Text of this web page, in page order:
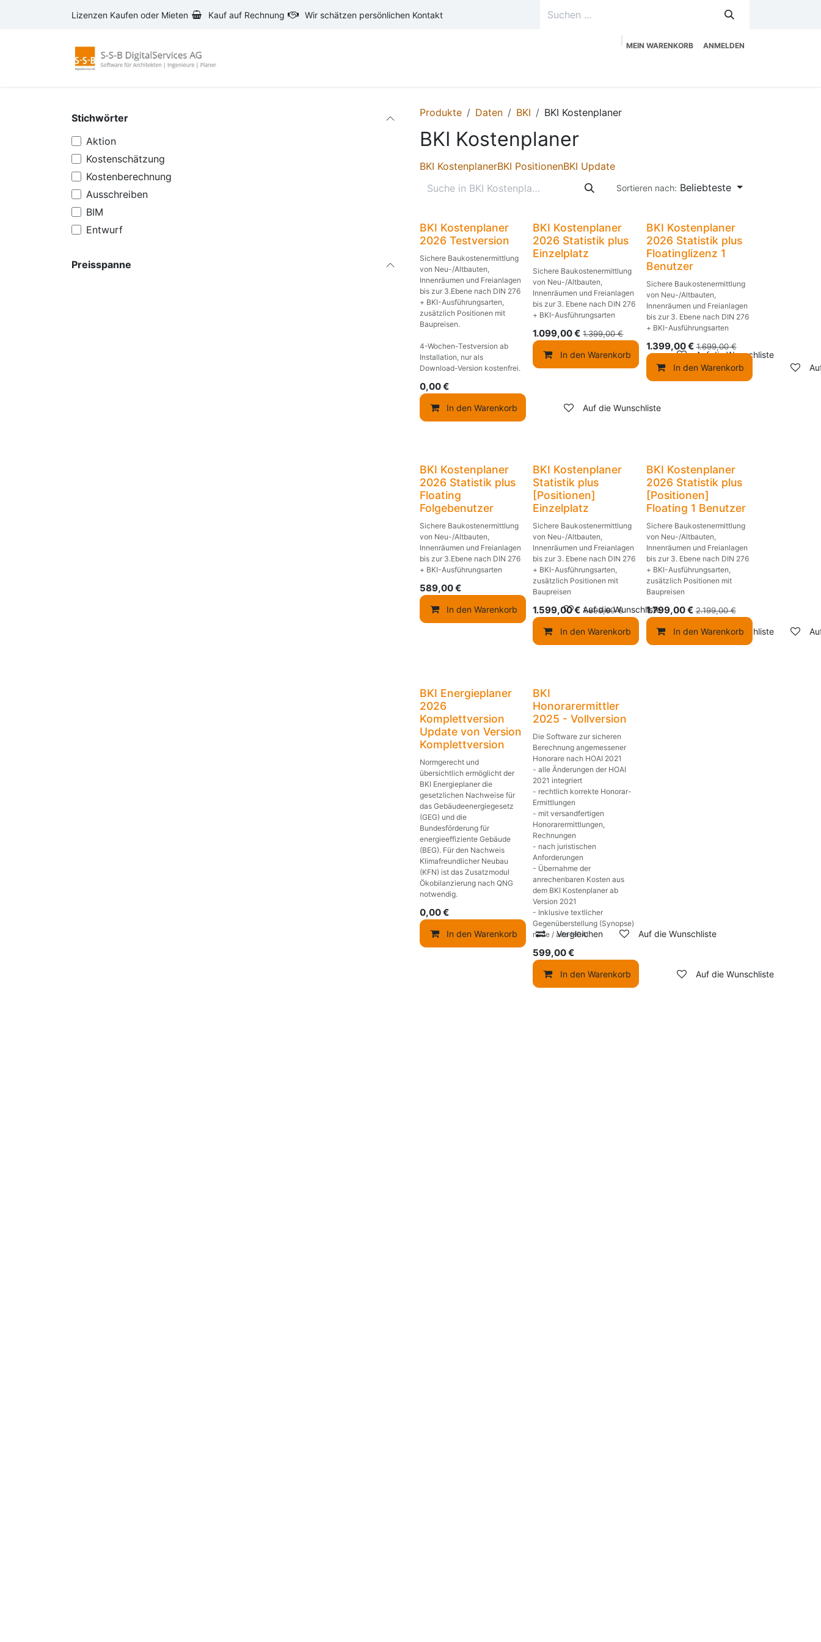
Lizenzen Kaufen oder Mieten Kauf auf Rechnung Wir schätzen persönlichen Kontakt
MEIN WARENKORB ANMELDEN
Stichwörter
Aktion
Kostenschätzung
Kostenberechnung
Ausschreiben
BIM
Entwurf
Preisspanne
Produkte Daten BKI BKI Kostenplaner
BKI Kostenplaner
BKI KostenplanerBKI PositionenBKI Update
Sortieren nach: Beliebteste
Neu!
BKI Kostenplaner
2026 Testversion
Sichere Baukostenermittlung
von Neu-/Altbauten,
Innenräumen und Freianlagen
bis zur 3.Ebene nach DIN 276
+ BKI-Ausführungsarten,
zusätzlich Positionen mit
Baupreisen.
4-Wochen-Testversion ab
Installation, nur als
Download-Version kostenfrei.
0,00€
In den Warenkorb Auf die Wunschliste
Jubiläums-Rabatt
BKI Kostenplaner
2026 Statistik plus
Einzelplatz
Sichere Baukostenermittlung
von Neu-/Altbauten,
Innenräumen und Freianlagen
bis zur 3. Ebene nach DIN 276
+ BKI-Ausführungsarten
1.099,00€ 1.399,00€
In den Warenkorb Auf die Wunschliste
Jubiläums-Rabatt
BKI Kostenplaner
2026 Statistik plus
Floatinglizenz 1
Benutzer
Sichere Baukostenermittlung
von Neu-/Altbauten,
Innenräumen und Freianlagen
bis zur 3. Ebene nach DIN 276
+ BKI-Ausführungsarten
1.399,00€ 1.699,00€
In den Warenkorb
BKI Kostenplaner
2026 Statistik plus
Floating
Folgebenutzer
Sichere Baukostenermittlung
von Neu-/Altbauten,
Innenräumen und Freianlagen
bis zur 3.Ebene nach DIN 276
+ BKI-Ausführungsarten
589,00€
In den Warenkorb Auf die Wunschliste
BKI Kostenplaner
Statistik plus
[Positionen]
Einzelplatz
Sichere Baukostenermittlung
von Neu-/Altbauten,
Innenräumen und Freianlagen
bis zur 3. Ebene nach DIN 276
+ BKI-Ausführungsarten,
zusätzlich Positionen mit
Baupreisen
1.599,00€ 1.899,00€
In den Warenkorb Auf die Wunschliste
Jubiläums-Rabatt
BKI Kostenplaner
2026 Statistik plus
[Positionen]
Floating 1 Benutzer
Sichere Baukostenermittlung
von Neu-/Altbauten,
Innenräumen und Freianlagen
bis zur 3. Ebene nach DIN 276
+ BKI-Ausführungsarten,
zusätzlich Positionen mit
Baupreisen
1.799,00€ 2.199,00€
In den Warenkorb
BKI Energieplaner
2026
Komplettversion
Update von Version
Komplettversion
Normgerecht und
übersichtlich ermöglicht der
BKI Energieplaner die
gesetzlichen Nachweise für
das Gebäudeenergiegesetz
(GEG) und die
Bundesförderung für
energieeffiziente Gebäude
(BEG). Für den Nachweis
Klimafreundlicher Neubau
(KFN) ist das Zusatzmodul
Ökobilanzierung nach QNG
notwendig.
0,00€
In den Warenkorb Vergleichen Auf die Wunschliste
BKI
Honorarermittler
2025 - Vollversion
Die Software zur sicheren
Berechnung angemessener
Honorare nach HOAI 2021
- alle Änderungen der HOAI
2021 integriert
- rechtlich korrekte Honorar-
Ermittlungen
- mit versandfertigen
Honorarermittlungen,
Rechnungen
- nach juristischen
Anforderungen
- Übernahme der
anrechenbaren Kosten aus
dem BKI Kostenplaner ab
Version 2021
- Inklusive textlicher
Gegenüberstellung (Synopse)
neue / alte HOAI
599,00€
In den Warenkorb Auf die Wunschliste